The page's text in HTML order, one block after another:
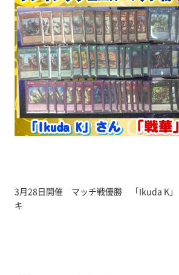
3月28日開催 マッチ戦優勝 「Ikuda K
キ